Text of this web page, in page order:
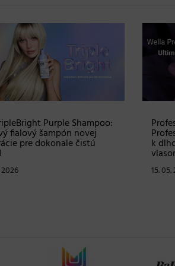
ku Dňu matiek: vyhrajte
produktmi RevitaLash v
viac ako 100 €
30. 04.